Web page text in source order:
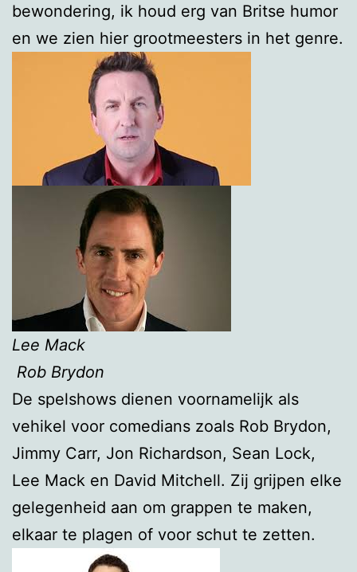
bewondering, ik houd erg van Britse humor
en we zien hier grootmeesters in het genre.
Lee Mack
Rob Brydon
De spelshows dienen voornamelijk als
vehikel voor comedians zoals Rob Brydon,
Jimmy Carr, Jon Richardson, Sean Lock,
Lee Mack en David Mitchell. Zij grijpen elke
gelegenheid aan om grappen te maken,
elkaar te plagen of voor schut te zetten.